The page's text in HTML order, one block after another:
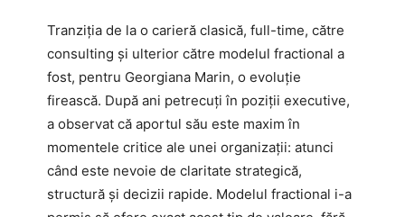
Tranziția de la o carieră clasică, full-time, către
consulting și ulterior către modelul fractional a
fost, pentru Georgiana Marin, o evoluție
firească. După ani petrecuți în poziții executive,
a observat că aportul său este maxim în
momentele critice ale unei organizații: atunci
când este nevoie de claritate strategică,
structură și decizii rapide. Modelul fractional i-a